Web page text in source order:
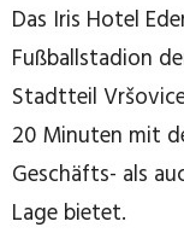
Das Iris Hotel
Fußballstadion
Stadtteil
20 Minuten mit
Geschäfts- als
Lage bietet.